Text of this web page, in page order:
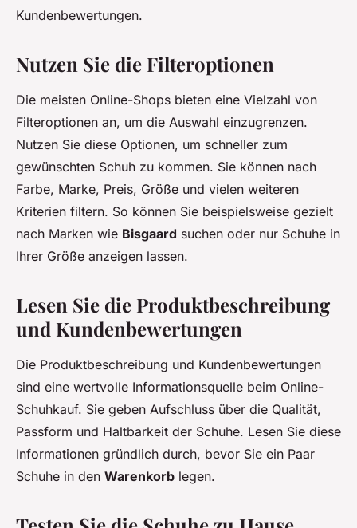
Kundenbewertungen.
Nutzen Sie die Filteroptionen
Die meisten Online-Shops bieten eine Vielzahl von
Filteroptionen an, um die Auswahl einzugrenzen.
Nutzen Sie diese Optionen, um schneller zum
gewünschten Schuh zu kommen. Sie können nach
Farbe, Marke, Preis, Größe und vielen weiteren
Kriterien filtern. So können Sie beispielsweise gezielt
nach Marken wie Bisgaard suchen oder nur Schuhe in
Ihrer Größe anzeigen lassen.
Lesen Sie die Produktbeschreibung
und Kundenbewertungen
Die Produktbeschreibung und Kundenbewertungen
sind eine wertvolle Informationsquelle beim Online-
Schuhkauf. Sie geben Aufschluss über die Qualität,
Passform und Haltbarkeit der Schuhe. Lesen Sie diese
Informationen gründlich durch, bevor Sie ein Paar
Schuhe in den Warenkorb legen.